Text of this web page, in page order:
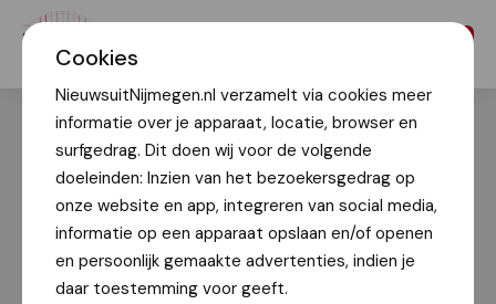
Cookies
NieuwsuitNijmegen.nl verzamelt via cookies meer
informatie over je apparaat, locatie, browser en
surfgedrag. Dit doen wij voor de volgende
doeleinden: Inzien van het bezoekersgedrag op
onze website en app, integreren van social media,
informatie op een apparaat opslaan en/of openen
en persoonlijk gemaakte advertenties, indien je
daar toestemming voor geeft.